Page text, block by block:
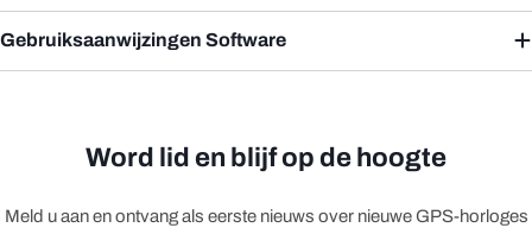
Gebruiksaanwijzingen Software
Word lid en blijf op de hoogte
Meld u aan en ontvang als eerste nieuws over nieuwe GPS-horloges